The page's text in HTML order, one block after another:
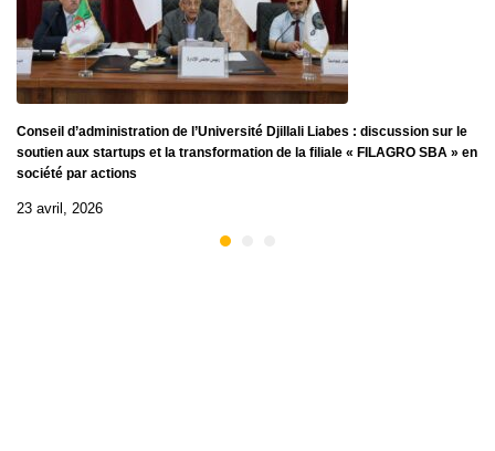
Conseil d’administration de l’Université Djillali Liabes : discussion sur le
soutien aux startups et la transformation de la filiale « FILAGRO SBA » en
société par actions
23 avril, 2026